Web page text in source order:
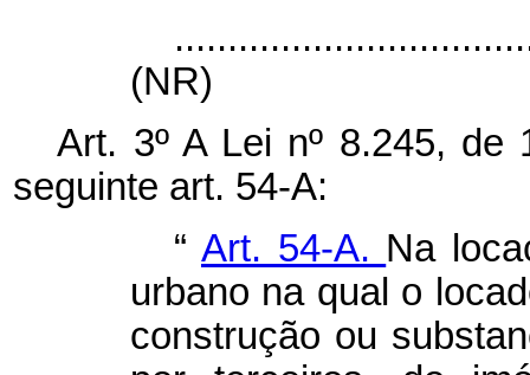
(NR)
Art. 3º A Lei nº 8.245,
seguinte art. 54-A:
“ Art. 54-A. Na
urbano na qual o
construção ou